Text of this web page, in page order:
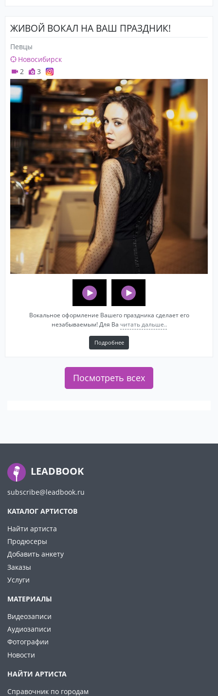
ЖИВОЙ ВОКАЛ НА ВАШ ПРАЗДНИК!
Певцы
Новосибирск
2
3
Вокальное оформление Вашего праздника сделает его
незабываемым! Для Ва читать дальше..
Подробнее
Посмотреть всех
LEADBOOK
subscribe@leadbook.ru
КАТАЛОГ АРТИСТОВ
Найти артиста
Продюсеры
Добавить анкету
Заказы
Услуги
МАТЕРИАЛЫ
Видеозаписи
Аудиозаписи
Фотографии
Новости
НАЙТИ АРТИСТА
Справочник по городам